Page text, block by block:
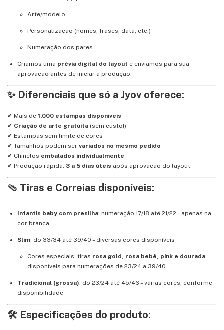
Arte/modelo
Personalização (nomes, frases, data, etc.)
Numeração dos pares
Criamos uma prévia digital do layout e enviamos para sua
aprovação antes de iniciar a produção.
✨ Diferenciais que só a Jyov oferece:
✔ Mais de 1.000 estampas disponíveis
✔ Criação de arte gratuita (sem custo!)
✔ Estampas sem limite de cores
✔ Tamanhos podem ser variados no mesmo pedido
✔ Chinelos embalados individualmente
✔ Produção rápida: 3 a 5 dias úteis após aprovação do layout
🩴 Tiras e Correias disponíveis:
Infantis baby com presilha: numeração 17/18 até 21/22 – apenas na
cor branca
Slim: do 33/34 até 39/40 – diversas cores disponíveis
Cores especiais: tiras rosa gold, rosa bebê, pink e dourada
disponíveis para numerações de 23/24 a 39/40
Tradicional (grossa): do 23/24 até 45/46 – várias cores, conforme
disponibilidade
🛠️ Especificações do produto: